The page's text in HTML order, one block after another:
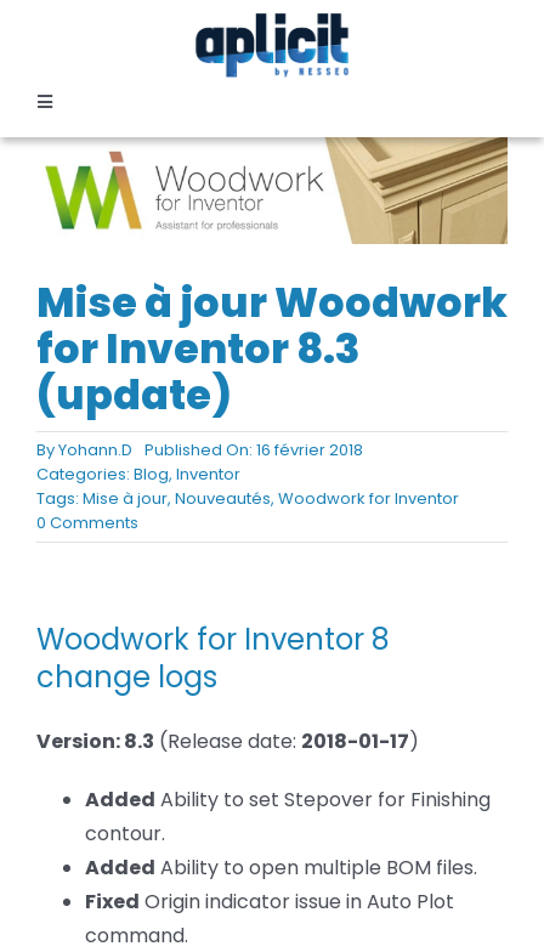
Toggle
Navigation
SECTEURS
SERVICES
TEMOIGNAGES
EVENEMENTS
SOCIETE
Mise à jour Woodwork
for Inventor 8.3
(update)
ByYohann.D Published On: 16 février 2018
Categories: Blog, Inventor
Tags: Mise à jour, Nouveautés, Woodwork for Inventor
0 Commentson
Mise
for
Inventor
8.3
Woodwork for Inventor 8
change logs
Version: 8.3 (Release date: 2018-01-17)
Added Ability to set Stepover for Finishing
contour.
Added Ability to open multiple BOM files.
Fixed Origin indicator issue in Auto Plot
command.